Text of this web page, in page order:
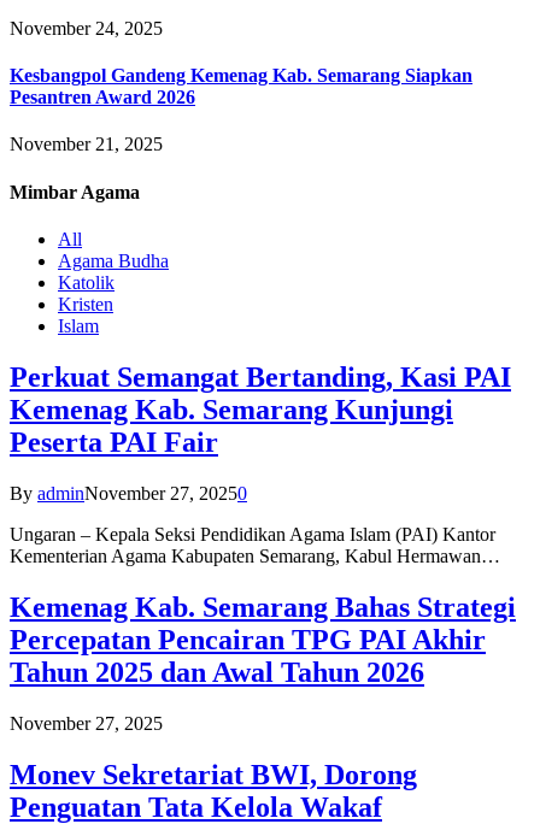
November 24, 2025
Kesbangpol Gandeng Kemenag Kab. Semarang Siapkan
Pesantren Award 2026
November 21, 2025
Mimbar Agama
All
Agama Budha
Katolik
Kristen
Islam
Perkuat Semangat Bertanding, Kasi PAI
Kemenag Kab. Semarang Kunjungi
Peserta PAI Fair
By adminNovember 27, 20250
Ungaran – Kepala Seksi Pendidikan Agama Islam (PAI) Kantor
Kementerian Agama Kabupaten Semarang, Kabul Hermawan…
Kemenag Kab. Semarang Bahas Strategi
Percepatan Pencairan TPG PAI Akhir
Tahun 2025 dan Awal Tahun 2026
November 27, 2025
Monev Sekretariat BWI, Dorong
Penguatan Tata Kelola Wakaf